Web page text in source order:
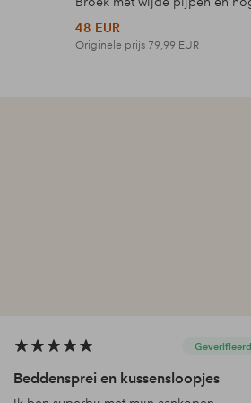
48 EUR
Originele prijs 79,99 EUR
Beddensprei en kussensloopjes